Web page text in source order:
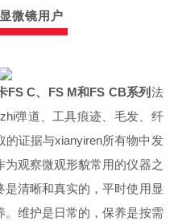
微镜用户
FS C、FS M和FS CB系列 法
弹道、工具痕迹、毛发、纤
的证据与xianyiren所有物中发
观察微观形貌常用的仪器之
清晰和真实的，平时使用显
维护是日常的，保养是按需